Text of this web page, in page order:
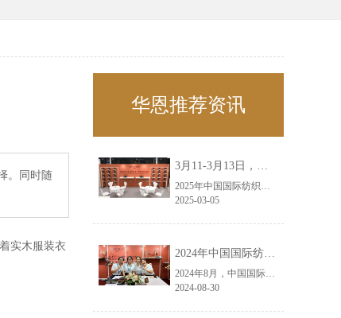
。同时随
实木服装衣
华恩推荐资讯
3月11-3月13日，华恩诚邀您共赴上海面辅料春夏展——华恩
2025年中国国际纺织面料及辅料（春夏）博览会即将盛大开启！感谢您对华恩品牌的关注！3.11-3.13，杭州华恩（LEMONLEE）诚邀您共赴这场春日的宴会！
2025-03-05
2024年中国国际纺织面料及辅料（秋冬）博览会完美收官！——华恩
2024年8月，中国国际纺织面料及辅料（秋冬）博览会完美收官！作为一家拥有30年历史的专业衣架制造商，我们非常荣幸能够参与这一盛会，并在此期间与众多客户进行了广泛而深入的交流。
2024-08-30